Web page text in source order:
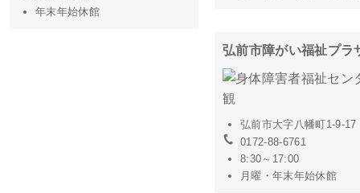
年末年始休館
弘前市障がい福祉プラ
弘前市大字八幡町1-9-17
0172-88-6761
8:30～17:00
月曜・年末年始休館